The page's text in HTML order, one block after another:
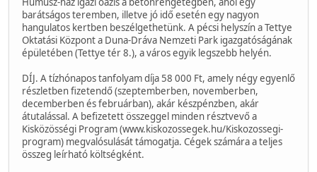
barátságos teremben, illetve jó idő esetén egy nagyon
hangulatos kertben beszélgethetünk. A pécsi helyszín a Tettye
Oktatási Központ a Duna-Dráva Nemzeti Park igazgatóságának
épületében (Tettye tér 8.), a város egyik legszebb helyén.
DÍJ. A tízhónapos tanfolyam díja 58 000 Ft, amely négy egyenlő
részletben fizetendő (szeptemberben, novemberben,
decemberben és februárban), akár készpénzben, akár
átutalással. A befizetett összeggel minden résztvevő a
Kisközösségi Program (www.kiskozossegek.hu/Kiskozossegi-
program) megvalósulását támogatja. Cégek számára a teljes
összeg leírható költségként.